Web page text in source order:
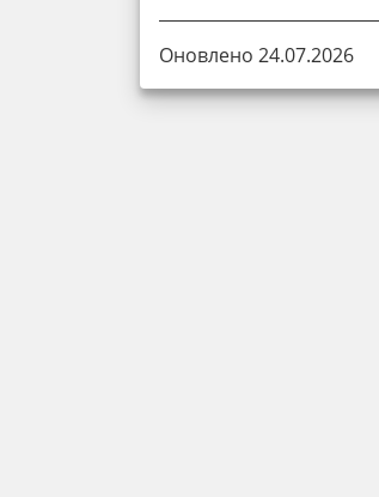
Оновлено 24.07.2026